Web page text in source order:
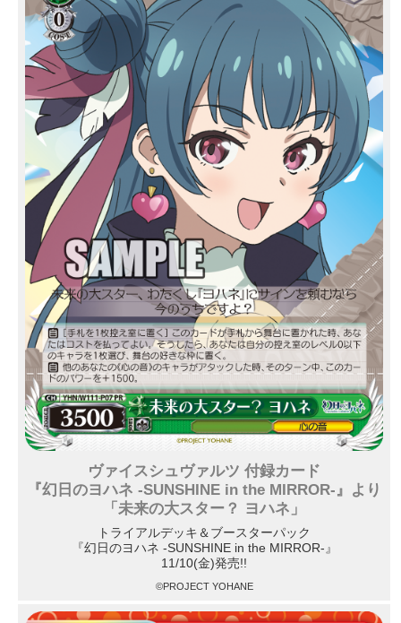
ヴァイスシュヴァルツ 付録カード
『幻日のヨハネ -SUNSHINE in the MIRROR-』より
「未来の大スター？ ヨハネ」
トライアルデッキ＆ブースターパック
『幻日のヨハネ -SUNSHINE in the MIRROR-』
11/10(金)発売!!
©PROJECT YOHANE